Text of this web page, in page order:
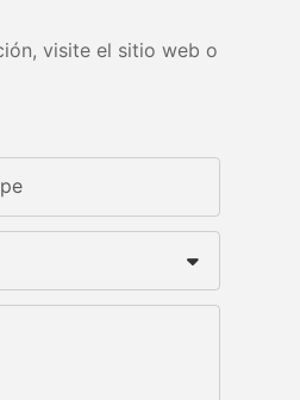
visite el sitio web o